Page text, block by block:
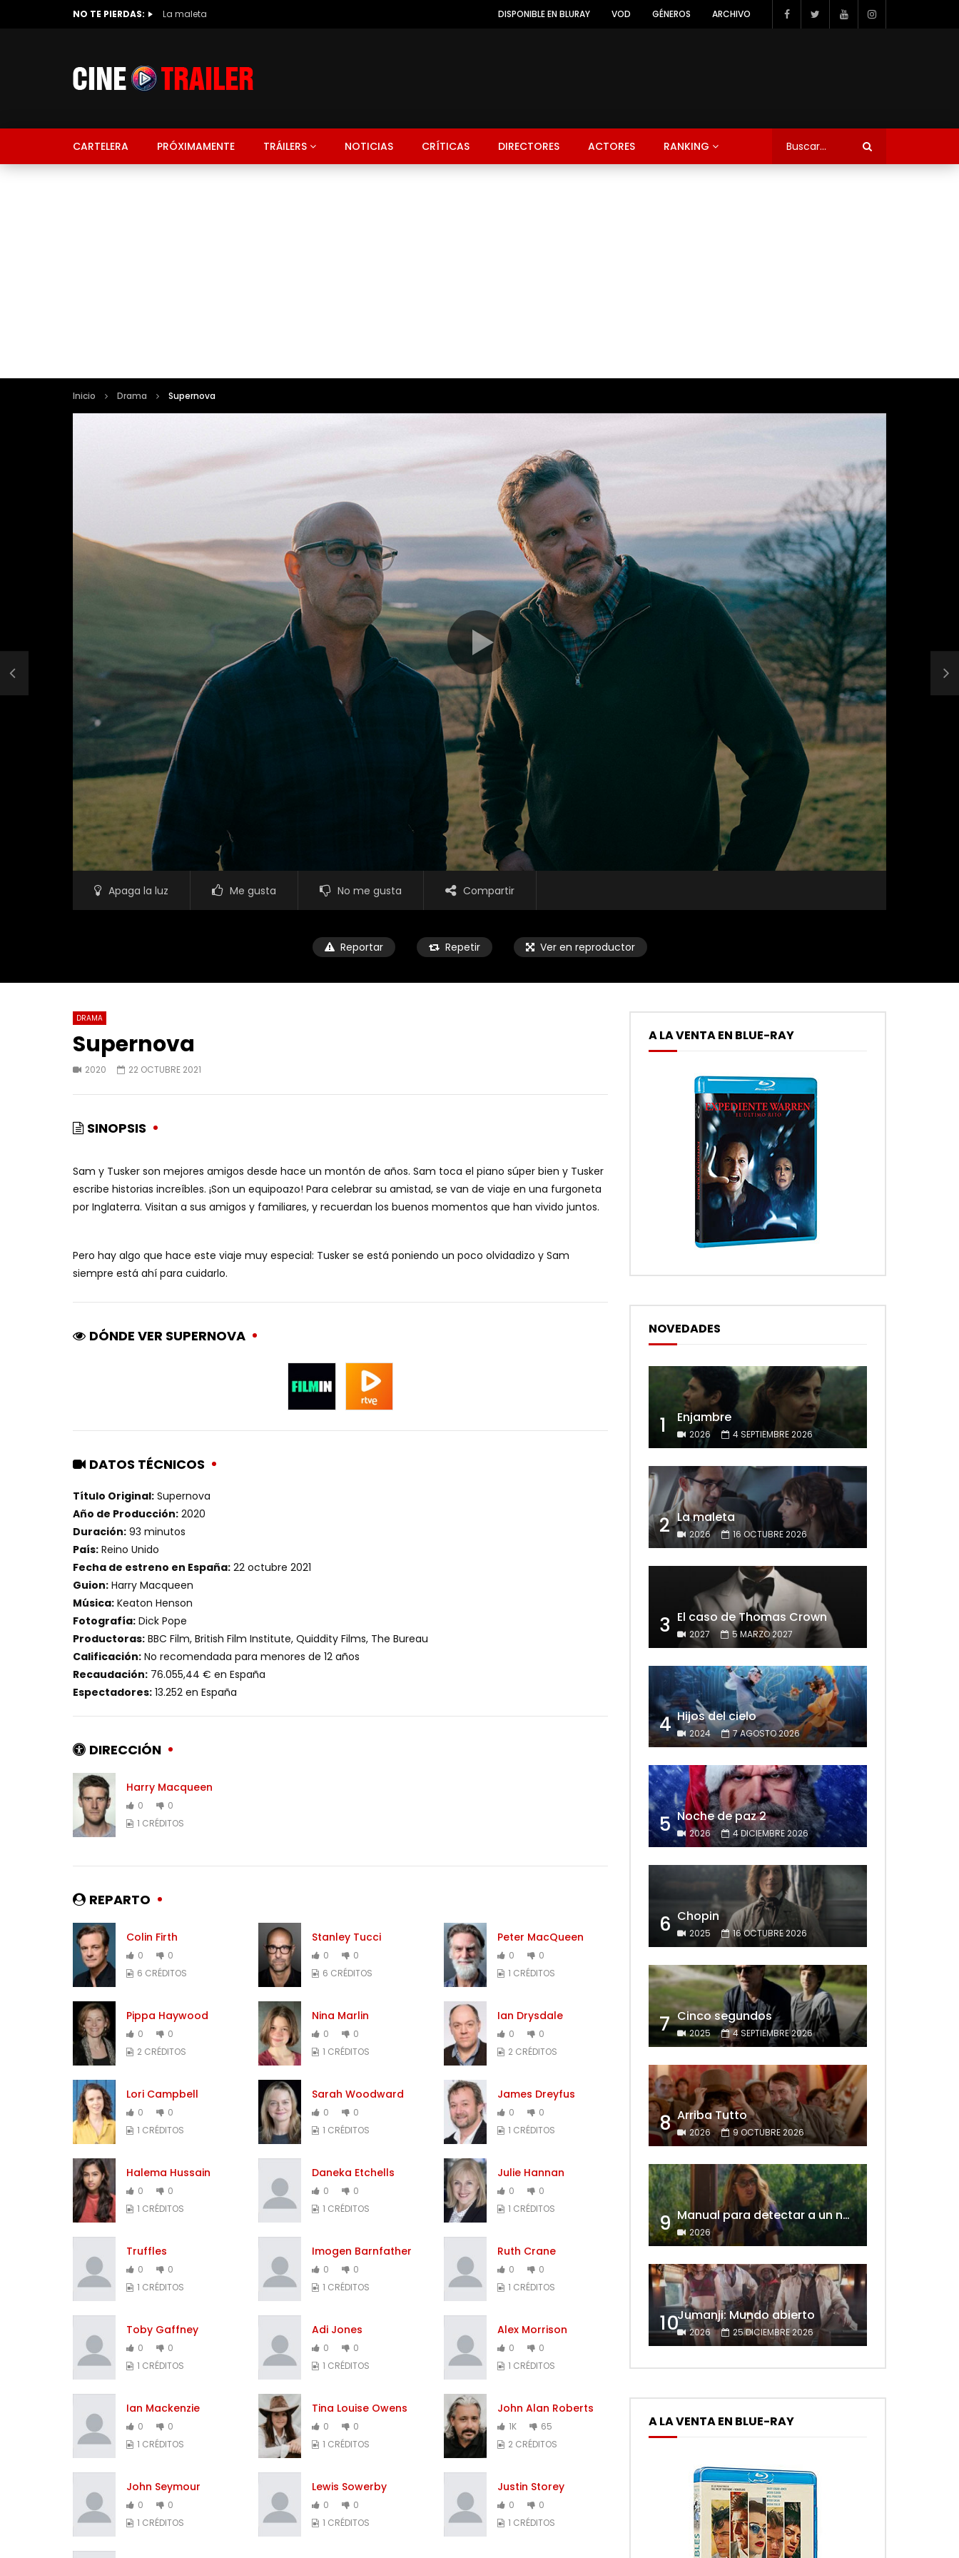
NO TE PIERDAS: La maleta DISPONIBLE EN BLURAY VOD GÉNEROS ARCHIVO
CARTELERA PRÓXIMAMENTE TRÁILERS NOTICIAS CRÍTICAS DIRECTORES ACTORES RANKING
Inicio Drama Supernova
Apaga la luz Me gusta No me gusta Compartir
Reportar Repetir Ver en reproductor
DRAMA
Supernova
2020 22 OCTUBRE 2021
SINOPSIS
Sam y Tusker son mejores amigos desde hace un montón de años. Sam toca el piano súper bien y Tusker
escribe historias increíbles. ¡Son un equipoazo! Para celebrar su amistad, se van de viaje en una furgoneta
por Inglaterra. Visitan a sus amigos y familiares, y recuerdan los buenos momentos que han vivido juntos.
Pero hay algo que hace este viaje muy especial: Tusker se está poniendo un poco olvidadizo y Sam
siempre está ahí para cuidarlo.
DÓNDE VER SUPERNOVA
DATOS TÉCNICOS
Título Original: Supernova
Año de Producción: 2020
Duración: 93 minutos
País: Reino Unido
Fecha de estreno en España: 22 octubre 2021
Guion: Harry Macqueen
Música: Keaton Henson
Fotografía: Dick Pope
Productoras: BBC Film, British Film Institute, Quiddity Films, The Bureau
Calificación: No recomendada para menores de 12 años
Recaudación: 76.055,44 € en España
Espectadores: 13.252 en España
DIRECCIÓN
Harry Macqueen
0
0
1 CRÉDITOS
REPARTO
Colin Firth
0
0
6 CRÉDITOS
Stanley Tucci
0
0
6 CRÉDITOS
Peter MacQueen
0
0
1 CRÉDITOS
Pippa Haywood
0
0
2 CRÉDITOS
Nina Marlin
0
0
1 CRÉDITOS
Ian Drysdale
0
0
2 CRÉDITOS
Lori Campbell
0
0
1 CRÉDITOS
Sarah Woodward
0
0
1 CRÉDITOS
James Dreyfus
0
0
1 CRÉDITOS
Halema Hussain
0
0
1 CRÉDITOS
Daneka Etchells
0
0
1 CRÉDITOS
Julie Hannan
0
0
1 CRÉDITOS
Truffles
0
0
1 CRÉDITOS
Imogen Barnfather
0
0
1 CRÉDITOS
Ruth Crane
0
0
1 CRÉDITOS
Toby Gaffney
0
0
1 CRÉDITOS
Adi Jones
0
0
1 CRÉDITOS
Alex Morrison
0
0
1 CRÉDITOS
Ian Mackenzie
0
0
1 CRÉDITOS
Tina Louise Owens
0
0
1 CRÉDITOS
John Alan Roberts
1K
65
2 CRÉDITOS
John Seymour
0
0
1 CRÉDITOS
Lewis Sowerby
0
0
1 CRÉDITOS
Justin Storey
0
0
1 CRÉDITOS
A LA VENTA EN BLUE-RAY
NOVEDADES
1 Enjambre
2026 4 SEPTIEMBRE 2026
2 La maleta
2026 16 OCTUBRE 2026
3 El caso de Thomas Crown
2027 5 MARZO 2027
4 Hijos del cielo
2024 7 AGOSTO 2026
5 Noche de paz 2
2026 4 DICIEMBRE 2026
6 Chopin
2025 16 OCTUBRE 2026
7 Cinco segundos
2025 4 SEPTIEMBRE 2026
8 Arriba Tutto
2026 9 OCTUBRE 2026
9 Manual para detectar a un narcisista
2026
10Jumanji: Mundo abierto
2026 25 DICIEMBRE 2026
A LA VENTA EN BLUE-RAY